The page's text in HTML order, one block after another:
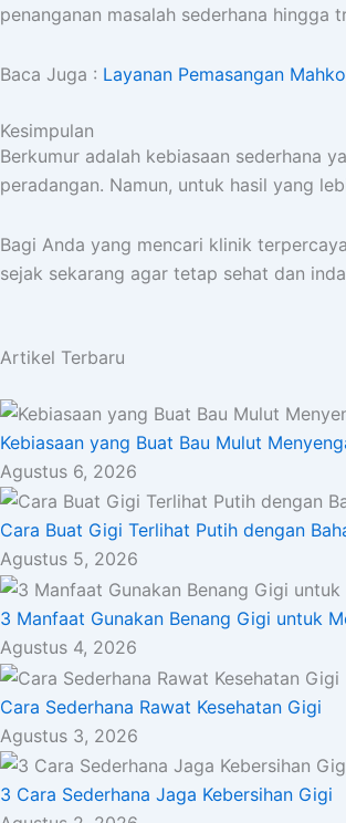
penanganan masalah sederhana
Baca Juga : Layanan Pemasangan
Kesimpulan
Berkumur adalah kebiasaan sederhana
peradangan. Namun, untuk hasil yang
Bagi Anda yang mencari klinik
sejak sekarang agar tetap sehat dan
Artikel Terbaru
Kebiasaan yang Buat Bau Mulut
Agustus 6, 2026
Cara Buat Gigi Terlihat Putih dengan
Agustus 5, 2026
3 Manfaat Gunakan Benang Gigi untuk
Agustus 4, 2026
Cara Sederhana Rawat Kesehatan Gigi
Agustus 3, 2026
3 Cara Sederhana Jaga Kebersihan Gigi